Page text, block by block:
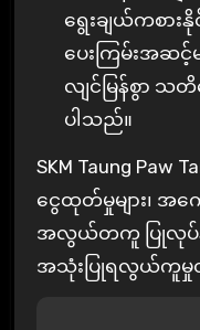
ရွေးချယ်ကစားနိုင်
ပေးကြမ်းအဆင့်မ
လျင်မြန်စွာ သတိ
ပါသည်။
SKM Taung Paw
ငွေထုတ်မှုများ၊ အကေ
အလွယ်တကူ ပြုလုပ်နိုင်
အသုံးပြုရလွယ်ကူမှုတို့